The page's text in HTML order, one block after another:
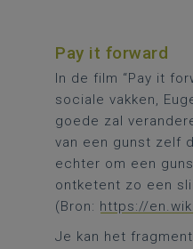
Pay it forward
In de film “Pay it
sociale vakken,
goede zal
van een gunst zelf
echter om een
ontketent zo een
(Bron: https://
Je kan het